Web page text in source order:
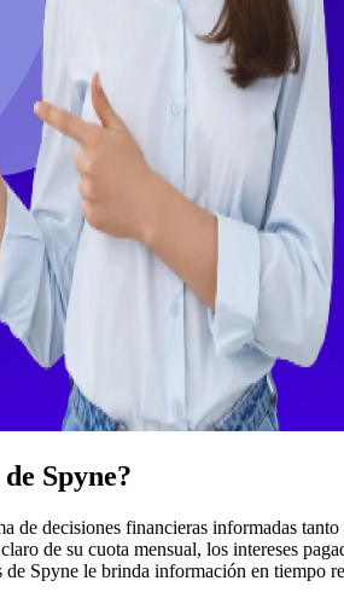
Spyne?
decisiones financieras informadas
de su cuota mensual, los intereses
Spyne le brinda información en tiempo